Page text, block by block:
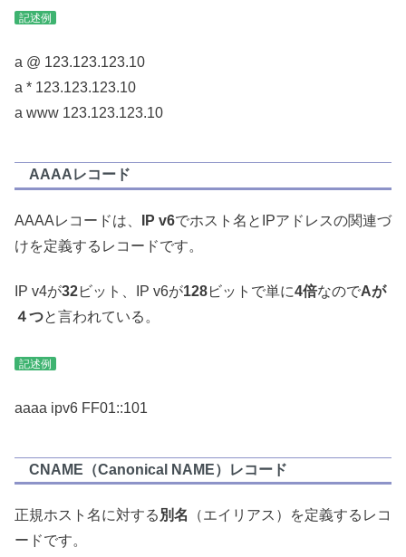
記述例
a @ 123.123.123.10
a * 123.123.123.10
a www 123.123.123.10
AAAAレコード
AAAAレコードは、 IP v6でホスト名とIPアドレスの関連づ
けを定義するレコードです。
IP v4が32ビット、IP v6が128ビットで単に4倍なのでAが
４つと言われている。
記述例
aaaa ipv6 FF01::101
CNAME（Canonical NAME）レコード
正規ホスト名に対する別名
（エイリアス）を定義するレコ
ードです。